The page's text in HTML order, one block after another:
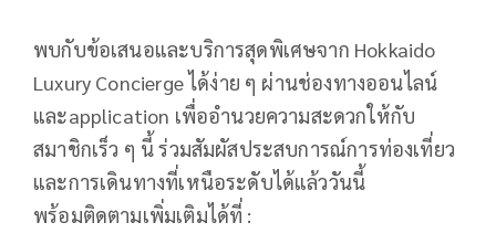
พบกับข้อเสนอและบริการสุดพิเศษจาก Hokkaido
Luxury Concierge ได้ง่าย ๆ ผ่านช่องทางออนไลน์
และapplication เพื่ออำนวยความสะดวกให้กับ
สมาชิกเร็ว ๆ นี้ ร่วมสัมผัสประสบการณ์การท่องเที่ยว
และการเดินทางที่เหนือระดับได้แล้ววันนี้
พร้อมติดตามเพิ่มเติมได้ที่ :